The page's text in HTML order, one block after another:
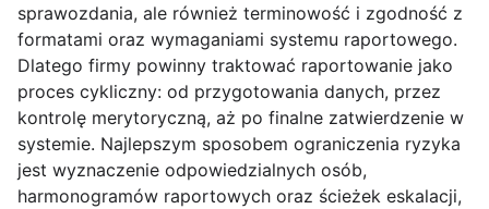
sprawozdania, ale również terminowość i zgodność z
formatami oraz wymaganiami systemu raportowego.
Dlatego firmy powinny traktować raportowanie jako
proces cykliczny: od przygotowania danych, przez
kontrolę merytoryczną, aż po finalne zatwierdzenie w
systemie. Najlepszym sposobem ograniczenia ryzyka
jest wyznaczenie odpowiedzialnych osób,
harmonogramów raportowych oraz ścieżek eskalacji,